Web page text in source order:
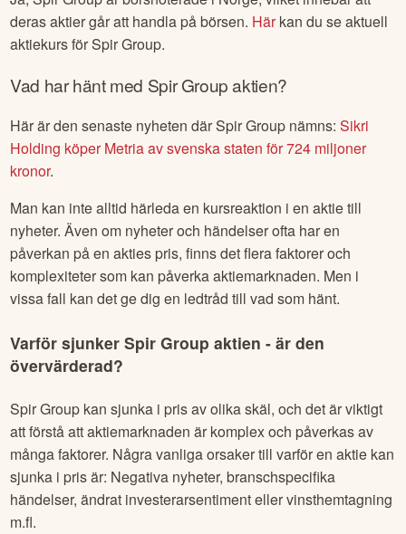
deras aktier går att handla på börsen. Härkan du se aktuell
aktiekurs förSpir Group.
Vad har hänt med Spir Groupaktien?
Här är den senaste nyheten därSpir Group nämns:Sikri
Holding köper Metria av svenska staten för 724 miljoner
kronor.
Man kan inte alltid härleda en kursreaktion i en aktie till
nyheter. Även om nyheter och händelser ofta har en
påverkan på en akties pris, finns det flera faktorer och
komplexiteter som kan påverka aktiemarknaden. Men i
vissa fall kan det ge dig en ledtråd till vad som hänt.
Varför sjunkerSpir Group aktien - är den
övervärderad?
Spir Group kan sjunka i pris av olika skäl, och det är viktigt
att förstå att aktiemarknaden är komplex och påverkas av
många faktorer. Några vanliga orsaker till varför en aktie kan
sjunka i pris är: Negativa nyheter, branschspecifika
händelser, ändrat investerarsentiment eller vinsthemtagning
m.fl.